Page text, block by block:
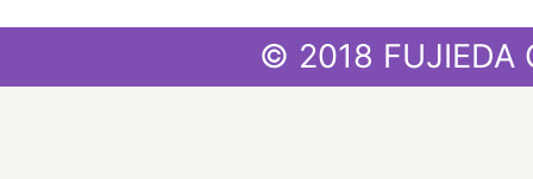
© 2018 FUJIEDA